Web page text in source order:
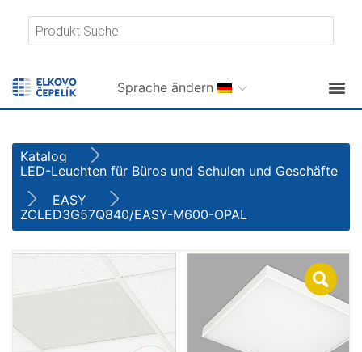
Sprache ändern
Katalog
LED-Leuchten für Büros und Schulen und Geschäfte
EASY
ZCLED3G57Q840/EASY-M600-OPAL